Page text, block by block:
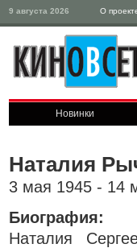
9 августа 2026 О
Новинки
Наталия
3 мая 1945 - 14
Биография:
Наталия